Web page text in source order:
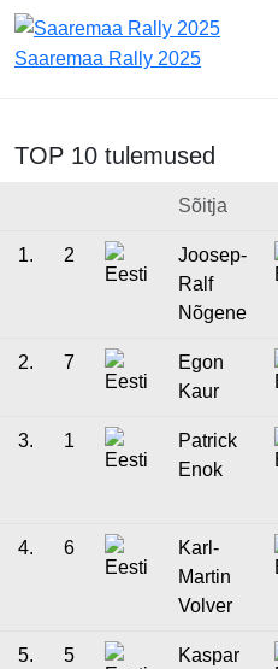
Saaremaa Rally 2025
TOP 10 tulemused
Sõitja
1. 2
Joosep-
Ralf
Nõgene
2. 7
Egon
Kaur
3. 1
Patrick
Enok
4. 6
Karl-
Martin
Volver
5. 5
Kaspar